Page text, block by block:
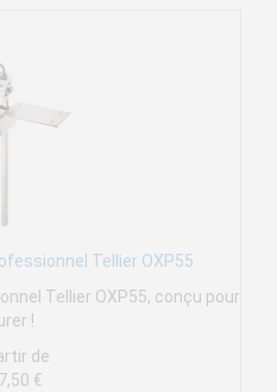
Tellier OXP55
Tellier OXP55, conçu pour
!
de
€